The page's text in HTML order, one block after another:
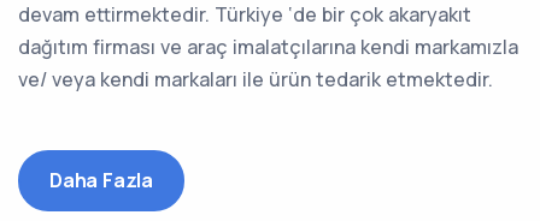
devam ettirmektedir. Türkiye ‘de bir çok akaryakıt
dağıtım firması ve araç imalatçılarına kendi markamızla
ve/ veya kendi markaları ile ürün tedarik etmektedir.
Daha Fazla